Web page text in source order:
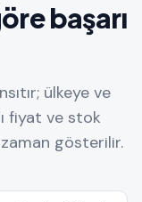
başarı
ülkeye ve
fiyat ve stok
gösterilir.